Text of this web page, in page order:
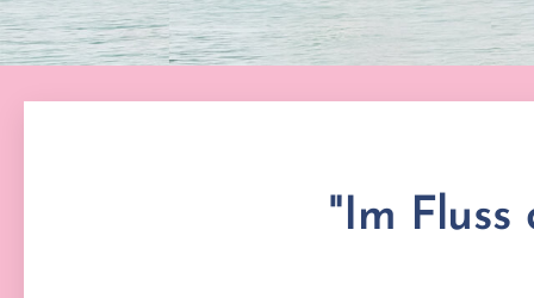
"Im